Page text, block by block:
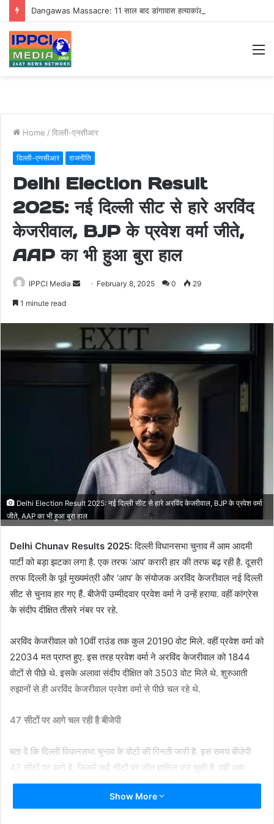
Home / दिल्ली-एनसीआर
दिल्ली-एनसीआर राजनीति
Delhi Election Result
2025: नई दिल्ली सीट से हारे अरविंद
केजरीवाल, BJP के प्रवेश वर्मा जीते,
AAP का भी हुआ बुरा हाल
IPPCI Media
Send February 8, 2025 0 29
1 minute read
Delhi Election Result 2025: नई दिल्ली सीट से हारे अरविंद केजरीवाल, BJP के प्रवेश वर्मा
जीते, AAP का भी हुआ बुरा हाल
Delhi Chunav Results 2025:दिल्ली विधानसभा चुनाव में आम आदमी
पार्टी को बड़ा झटका लगा है. एक तरफ ‘आप’ करारी हार की तरफ बढ़ रही है. दूसरी
तरफ दिल्ली के पूर्व मुख्यमंत्री और ‘आप’ के संयोजक अरविंद केजरीवाल नई दिल्ली
सीट से चुनाव हार गए हैं. बीजेपी उम्मीदवार प्रवेश वर्मा ने उन्हें हराया. वहीं कांग्रेस
के संदीप दीक्षित तीसरे नंबर पर रहे.
अरविंद केजरीवाल को 10वीं राउंड तक कुल 20190 वोट मिले. वहीं प्रवेश वर्मा को
22034 मत प्राप्त हुए. इस तरह प्रवेश वर्मा ने अरविंद केजरीवाल को 1844
वोटों से पीछे थे. इसके अलावा संदीप दीक्षित को 3503 वोट मिले थे. शुरुआती
रुझानों से ही अरविंद केजरीवाल प्रवेश वर्मा से पीछे चल रहे थे.
47 सीटों पर आगे चल रही है बीजेपी
बता दें कि दिल्ली विधानसभा चुनाव के वोटों की गिनती जारी है. इस समय बीजेपी
47 सीटों पर आगे है, जिसमें कई सीटों पर जीत हासिल कर चुकी है. वहीं आम
आदमी पार्टी 22 सीटों पर आगे चल रही है. इसके साथ कांग्रेस लगातार तीसरी बार
Show More